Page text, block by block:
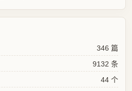
346 篇
9132 条
44 个